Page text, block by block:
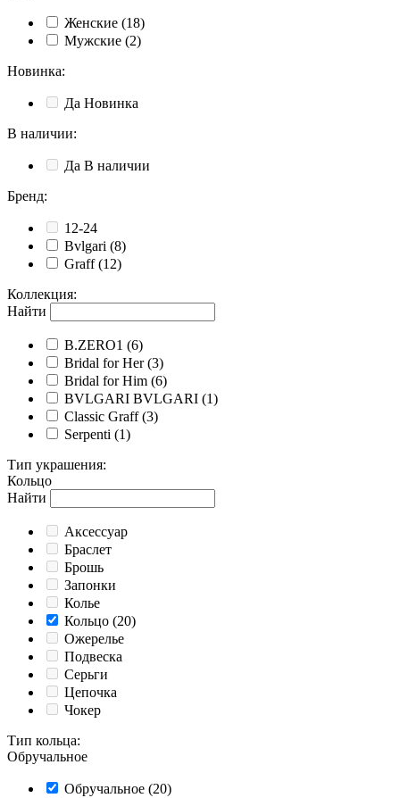
Женские (18)
Мужские (2)
Новинка:
Да Новинка
В наличии:
Да В наличии
Бренд:
12-24
Bvlgari (8)
Graff (12)
Коллекция:
Найти
B.ZERO1 (6)
Bridal for Her (3)
Bridal for Him (6)
BVLGARI BVLGARI (1)
Classic Graff (3)
Serpenti (1)
Тип украшения:
Кольцо
Найти
Аксессуар
Браслет
Брошь
Запонки
Колье
Кольцо (20)
Ожерелье
Подвеска
Серьги
Цепочка
Чокер
Тип кольца:
Обручальное
Обручальное (20)